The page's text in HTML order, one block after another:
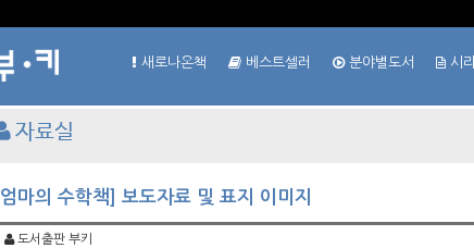
새로나온책 베스트셀러 분야별도서 시
자료실
[엄마의 수학책] 보도자료 및 표지 이미지
도서출판 부키